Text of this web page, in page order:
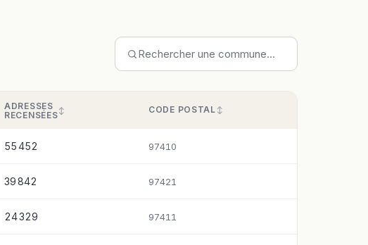
ADRESSES
RECENSÉES
CODE POSTAL
55 452 97410
39 842 97421
24 329 97411